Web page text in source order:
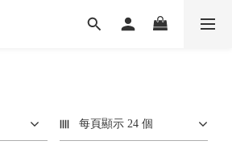
每頁顯示 24 個